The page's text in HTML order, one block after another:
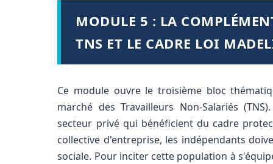
MODULE 5 : LA
TNS ET LE CADRE LOI
Ce module ouvre le troisième bloc
marché des Travailleurs Non-Salariés
secteur privé qui bénéficient du cadre
collective d'entreprise, les indépendants
sociale. Pour inciter cette population à